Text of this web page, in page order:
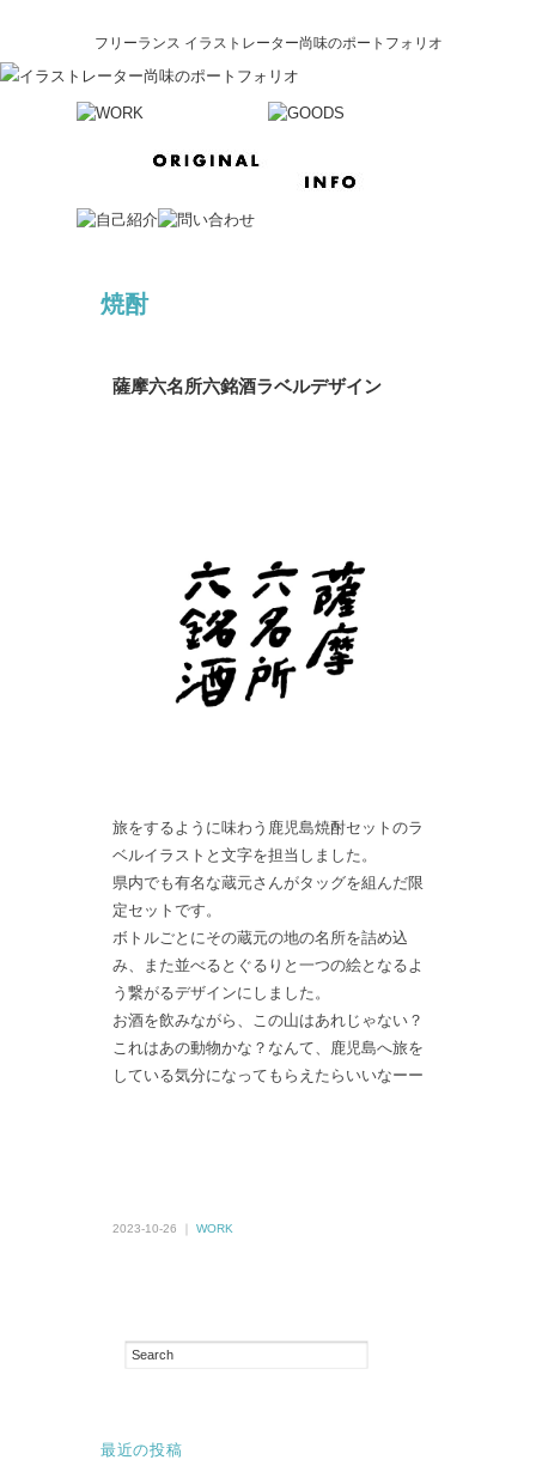
フリーランス イラストレーター尚味のポートフォリオ
焼酎
薩摩六名所六銘酒ラベルデザイン
旅をするように味わう鹿児島焼酎セットのラ
ベルイラストと文字を担当しました。
県内でも有名な蔵元さんがタッグを組んだ限
定セットです。
ボトルごとにその蔵元の地の名所を詰め込
み、また並べるとぐるりと一つの絵となるよ
う繋がるデザインにしました。
お酒を飲みながら、この山はあれじゃない？
これはあの動物かな？なんて、鹿児島へ旅を
している気分になってもらえたらいいなーー
2023-10-26 ｜ WORK
最近の投稿